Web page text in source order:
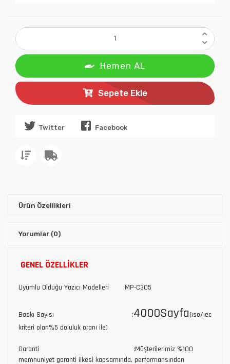
Hemen AL
Sepete Ekle
Twitter Facebook
Ürün Özellikleri
Yorumlar (0)
GENEL ÖZELLİKLER
Uyumlu Olduğu Yazıcı Modelleri :MP-C305
Baskı Sayısı :4000Sayfa(ıso/ıec
kriteri olan%5 doluluk oranı ile)
Garanti :Müşterilerimiz %100
memnuniyet garanti ilkesi kapsamında, performansından